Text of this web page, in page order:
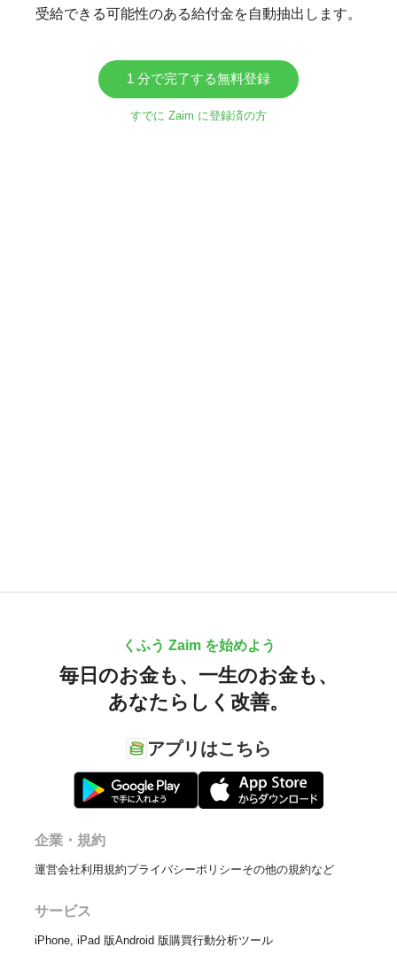
受給できる可能性のある給付金を自動抽出します。
1 分で完了する無料登録
すでに Zaim に登録済の方
くふう Zaim を始めよう
毎日のお金も、 一生のお金も、
あなたらしく改善。
アプリはこちら
企業・規約
運営会社利用規約プライバシーポリシーその他の規約など
サービス
iPhone, iPad 版Android 版購買行動分析ツール